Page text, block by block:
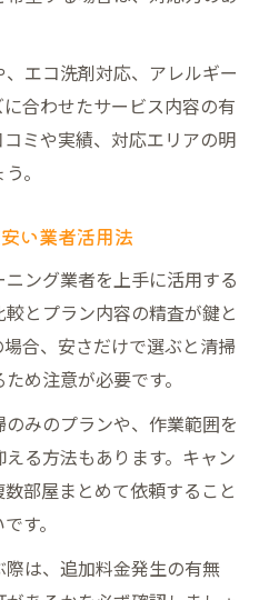
エコ洗剤対応、アレルギー
合わせたサービス内容の有
ミや実績、対応エリアの明
。
い業者活用法
ング業者を上手に活用する
とプラン内容の精査が鍵と
合、安さだけで選ぶと清掃
め注意が必要です。
みのプランや、作業範囲を
る方法もあります。キャン
部屋まとめて依頼すること
す。
は、追加料金発生の有無